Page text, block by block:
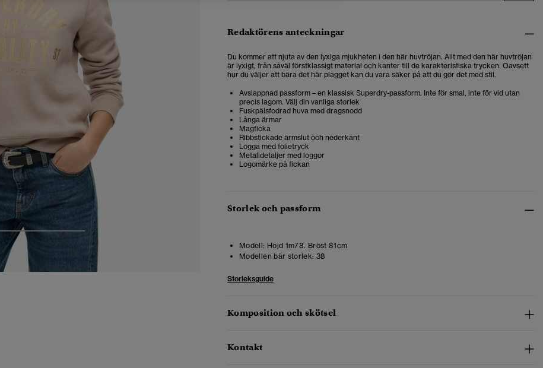
4 5
Redaktörens anteckningar
Du kommer att njuta av den lyxiga mjukheten i den här huvtröjan. Allt med den här huvtröjan
är lyxigt, från såväl förstklassigt material och kanter till de karakteristiska trycken. Oavsett
hur du väljer att bära det här plagget kan du vara säker på att du gör det med stil.
Avslappnad passform – en klassisk Superdry-passform. Inte för smal, inte för vid utan
precis lagom. Välj din vanliga storlek
Fuskpälsfodrad huva med dragsnodd
Långa ärmar
Magficka
Ribbstickade ärmslut och nederkant
Logga med folietryck
Metalldetaljer med loggor
Logomärke på fickan
Storlek och passform
Modell: Höjd 1m78. Bröst 81cm
Modellen bär storlek: 38
Storleksguide
Komposition och skötsel
Kontakt